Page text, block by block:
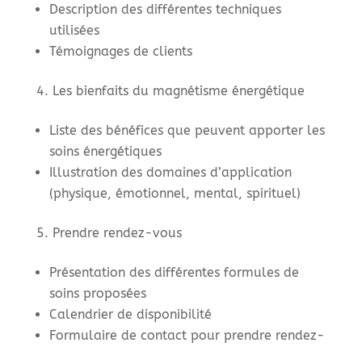
Description des différentes techniques
utilisées
Témoignages de clients
Les bienfaits du magnétisme énergétique
Liste des bénéfices que peuvent apporter les
soins énergétiques
Illustration des domaines d’application
(physique, émotionnel, mental, spirituel)
Prendre rendez-vous
Présentation des différentes formules de
soins proposées
Calendrier de disponibilité
Formulaire de contact pour prendre rendez-